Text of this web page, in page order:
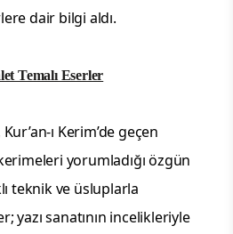
dair bilgi aldı.
Temalı Eserler
ı Kerim’de geçen
yorumladığı özgün
teknik ve üsluplarla
yazı sanatının incelikleriyle